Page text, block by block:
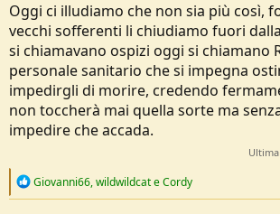
Oggi ci illudiamo che non sia più così,
vecchi sofferenti li chiudiamo fuori
si chiamavano ospizi oggi si chiamano
personale sanitario che si impegna
impedirgli di morire, credendo
non toccherà mai quella sorte ma
impedire che accada.
R
Giovanni66,wildwildcateCordy